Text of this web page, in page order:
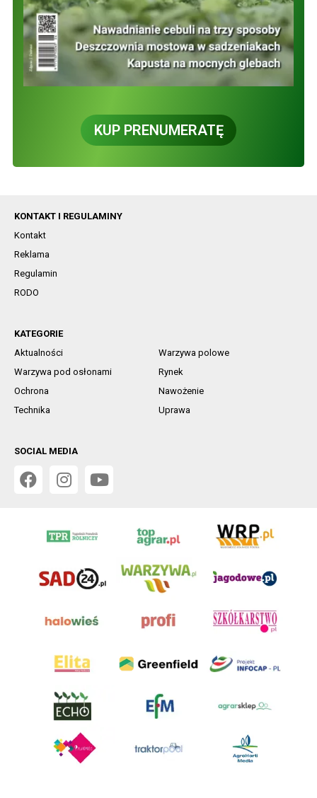
KUP PRENUMERATĘ
KONTAKT I REGULAMINY
Kontakt
Reklama
Regulamin
RODO
KATEGORIE
Aktualności
Warzywa polowe
Warzywa pod osłonami
Rynek
Ochrona
Nawożenie
Technika
Uprawa
SOCIAL MEDIA